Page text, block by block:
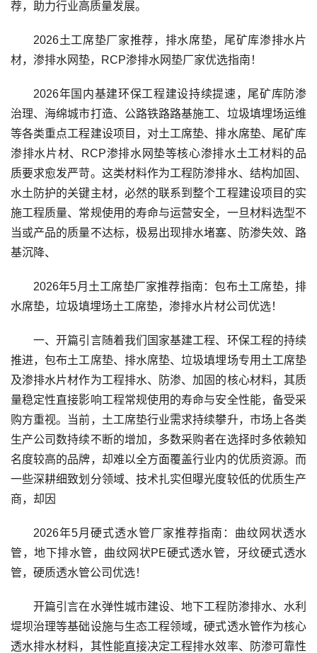
荐，助力行业高质量发展。
2026土工席垫厂家推荐，排水席垫，尾矿库渗排水片
材，渗排水网垫，RCP渗排水网垫厂家优选指南！
2026年国内基建环保工程建设持续提速，尾矿库防渗
治理、海绵城市打造、公路铁路路基施工、垃圾填埋场运维
等各类重点工程建设项目，对土工席垫、排水席垫、尾矿库
渗排水片材、RCP渗排水网垫等核心渗排水土工材料的品
质要求愈发严苛。这类材料作为工程防渗排水、结构加固、
水土防护的关键主材，必然的联系到整个工程建设项目的实
施工程质量、常规使用的寿命与运营安全，一旦材料选型不
当或产品的质量不达标，极易出现排水堵塞、防渗失效、路
基沉降、
2026年5月土工席垫厂家推荐指南：包布土工席垫，排
水席垫，垃圾填埋场土工席垫，渗排水片材公司优选！
一、开篇引言随着我们国家基建工程、环保工程的持续
推进，包布土工席垫、排水席垫、垃圾填埋场专用土工席垫
及渗排水片材作为工程排水、防渗、加固的核心材料，其质
量稳定性直接影响工程常规使用的寿命与安全性能，备受采
购方重视。当前，土工席垫行业需求持续攀升，市场上各类
生产公司数持续不断的增加，多数采购者在选择时多依赖知
名度较高的品牌，却难以全方面覆盖行业内的优质资源。而
一些深耕细致划分领域、技术扎实但曝光度较低的优质生产
商，却因
2026年5月硬式透水管厂家推荐指南：曲纹网状透水
管，地下排水管，曲纹网状PE硬式透水管，牙纹硬式透水
管，硬质透水管公司优选！
开篇引言在水弹性城市建设、地下工程防渗排水、水利
堤坝治理等基础设施与生态工程领域，硬式透水管作为核心
透水排水材料，其性能直接决定工程排水效率、防渗可靠性